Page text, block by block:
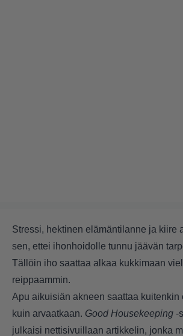
Stressi, hektinen elämäntilanne ja kiire
sen, ettei ihonhoidolle tunnu jäävän
Tällöin iho saattaa alkaa kukkimaan
reippaammin.
Apu aikuisiän akneen saattaa kuitenkin
kuin arvaatkaan. Good Housekeeping -
julkaisi nettisivuillaan artikkelin, jonka